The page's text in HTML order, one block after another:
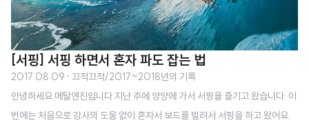
[서핑] 서핑 하면서 혼자 파도 잡는 법
2017.08.09 · 끄적끄적/2017~2018년의 기록
안녕하세요 메탈엔진입니다.지난 주에 양양에 가서 서핑을 즐기고 왔습니다. 이
번에는 처음으로 강사의 도움 없이 혼자서 보드를 빌려서 서핑을 하고 왔어요.